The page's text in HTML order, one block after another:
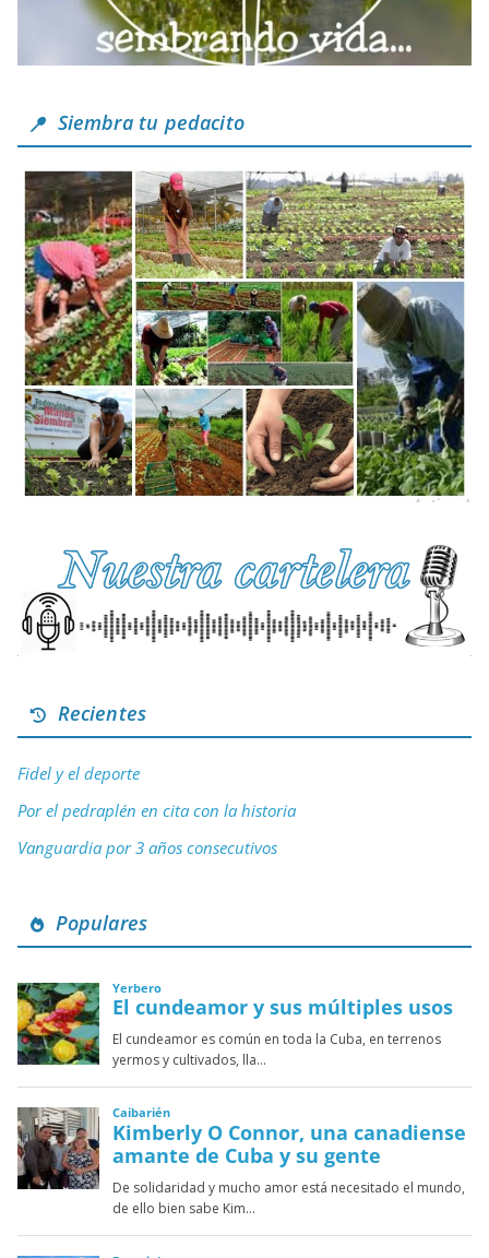
Siembra tu pedacito
Recientes
Fidel y el deporte
Por el pedraplén en cita con la historia
Vanguardia por 3 años consecutivos
Populares